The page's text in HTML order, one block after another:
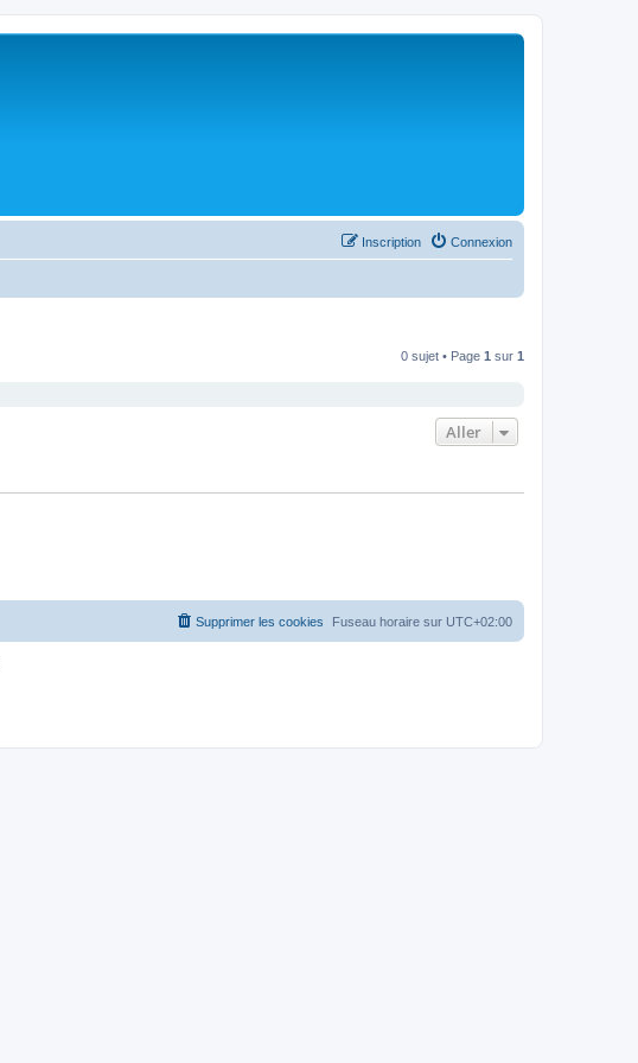
Connexion
Inscription
0 sujet • Page 1 sur 1
Aller
Fuseau horaire sur UTC+02:00
Supprimer les cookies